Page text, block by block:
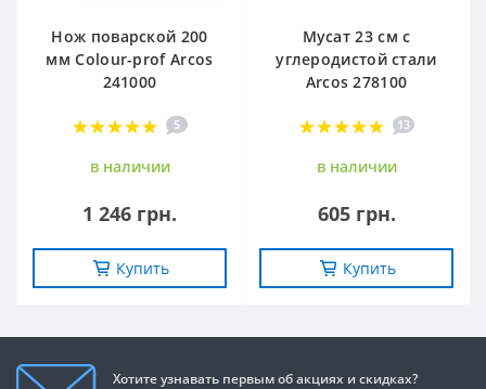
Нож поварской 200
мм Сolour-prof Arcos
241000
5
в наличии
1 246 грн.
Купить
Мусат 23 см с
углеродистой стали
Arcos 278100
13
в наличии
605 грн.
Купить
Хотите узнавать первым об акциях и скидках?